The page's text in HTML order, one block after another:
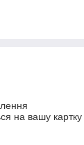
на вашу картку